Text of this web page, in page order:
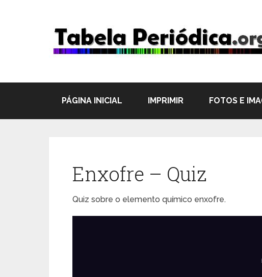
PÁGINA INICIAL IMPRIMIR FOTOS E
Enxofre – Quiz
Quiz sobre o elemento químico enxofre.